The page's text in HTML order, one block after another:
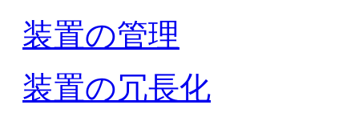
装置の管理
装置の冗長化